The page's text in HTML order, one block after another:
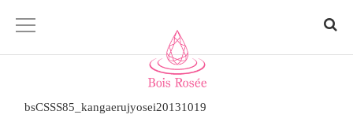
bsCSSS85_kangaerujyosei20131019